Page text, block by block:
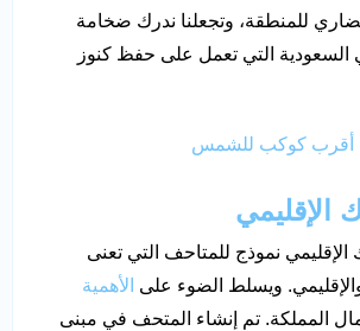
للمنطقة، وتجعلنا ندرك ضخامة
السعودية التي تعمل على حفظ كنوز
أقرب كوكب للشمس
الإقليمي
الإقليمي نموذج للمتاحف التي تعنى
والإقليمي. ويسلط الضوء على الأهمية
المملكة. تم إنشاء المتحف في مبنى